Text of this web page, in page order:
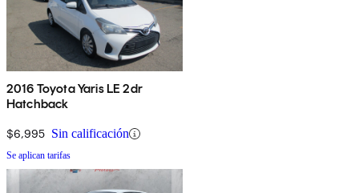
2016 Toyota Yaris LE 2dr
Hatchback
$6,995 Sin calificación
Se aplican tarifas